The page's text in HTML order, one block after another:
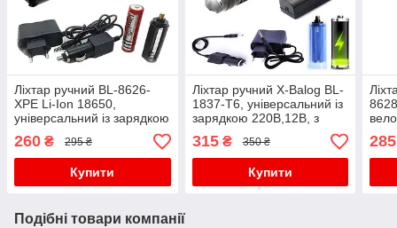
Ліхтар ручний BL-8626-
XPE Li-Ion 18650,
універсальний із зарядкою
220В,12В, з фокусуванням
260 ₴ 295 ₴
Купити
Ліхтар ручний X-Balog BL-
1837-T6, універсальний із
зарядкою 220В,12В, з
315₴ 350 ₴
Купити
285
Подібні товари компанії